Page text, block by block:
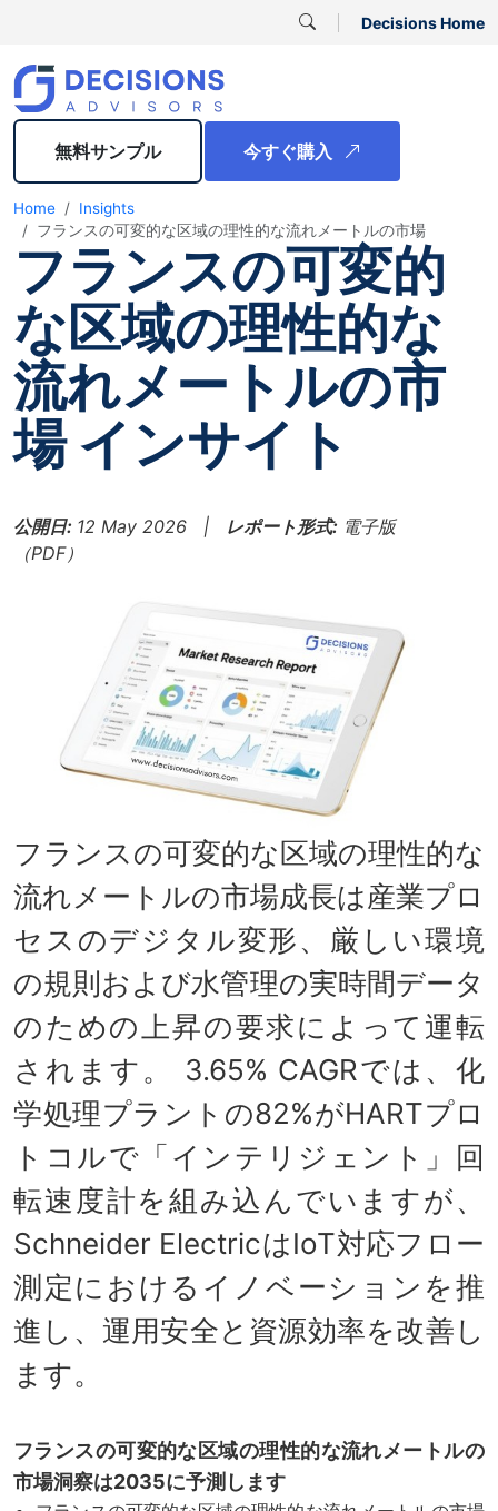
Decisions Home
無料サンプル 今すぐ購入
Home
Insights
フランスの可変的な区域の理性的な流れメートルの市場
フランスの可変的
な区域の理性的な
流れメートルの市
場 インサイト
公開日: 12 May 2026 | レポート形式: 電子版
（PDF）
フランスの可変的な区域の理性的な
流れメートルの市場成長は産業プロ
セスのデジタル変形、厳しい環境
の規則および水管理の実時間データ
のための上昇の要求によって運転
されます。 3.65% CAGRでは、化
学処理プラントの82%がHARTプロ
トコルで「インテリジェント」回
転速度計を組み込んでいますが、
Schneider ElectricはIoT対応フロー
測定におけるイノベーションを推
進し、運用安全と資源効率を改善し
ます。
フランスの可変的な区域の理性的な流れメートルの
市場洞察は2035に予測します